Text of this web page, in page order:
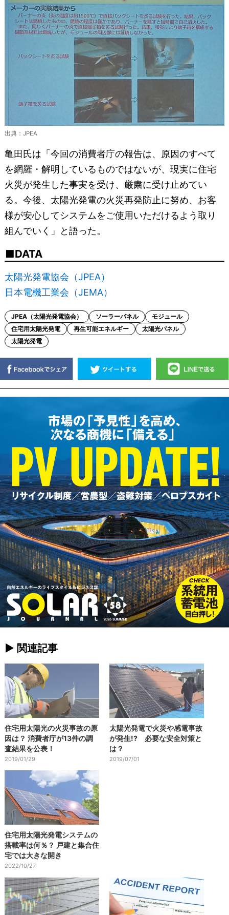
出典：JPEA
亀田氏は「今回の消費者庁の報告は、原因のすべて
を網羅・解明しているものではないが、現実に住宅
火災が発生した事実を受け、厳粛に受け止めてい
る。今後、太陽光発電の火災再発防止に努め、お客
様が安心してシステムをご使用いただけるよう取り
組んでいく」と語った。
DATA
太陽光発電協会（JPEA）
日本電機工業会（JEMA）
JPEA（太陽光発電協会） ソーラーパネル
モジュール
住宅用太陽光発電
再生可能エネルギー
太陽光パネル
太陽光発電
► 関連記事
住宅用太陽光の火災事故の原
因は？ 消費者庁が13件の調
査結果を公表！
2019/01/29
太陽光発電で火災や感電事故
が発生!? 必要な安全対策と
は？
2019/07/01
住宅用太陽光発電システムの
搭載率は何％？ 戸建と集合住
宅では大きな開き
2022/10/27